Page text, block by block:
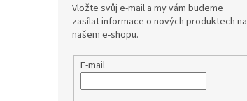
Vložte svůj e-mail a my vám budeme
zasílat informace o nových produktech na
našem e-shopu.
E-mail